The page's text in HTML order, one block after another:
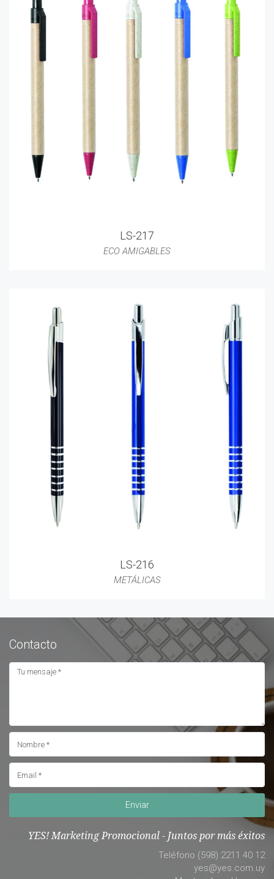
LS-217
ECO AMIGABLES
LS-216
METÁLICAS
Contacto
Enviar
YES! Marketing Promocional - Juntos por más éxitos
Teléfono (598) 2211 40 12
yes@yes.com.uy